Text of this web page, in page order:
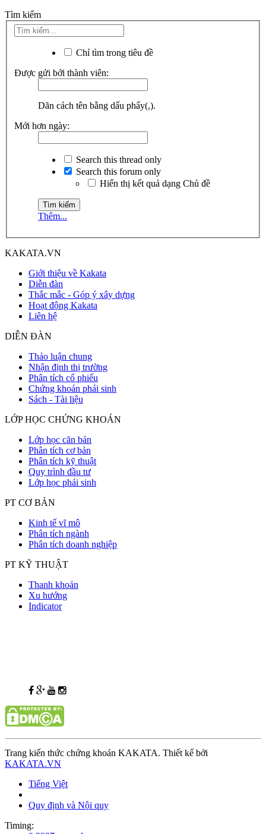
Tìm kiếm
Chỉ tìm trong tiêu đề
Được gửi bởi thành viên:
Dãn cách tên bằng dấu phẩy(,).
Mới hơn ngày:
Search this thread only
Search this forum only
Hiển thị kết quả dạng Chủ đề
Thêm...
KAKATA.VN
Giới thiệu về Kakata
Diễn đàn
Thắc mắc - Góp ý xây dựng
Hoạt động Kakata
Liên hệ
DIỄN ĐÀN
Thảo luận chung
Nhận định thị trường
Phân tích cổ phiếu
Chứng khoán phái sinh
Sách - Tài liệu
LỚP HỌC CHỨNG KHOÁN
Lớp học căn bản
Phân tích cơ bản
Phân tích kỹ thuật
Quy trình đầu tư
Lớp học phái sinh
PT CƠ BẢN
Kinh tế vĩ mô
Phân tích ngành
Phân tích doanh nghiệp
PT KỸ THUẬT
Thanh khoản
Xu hướng
Indicator
Trang kiến thức chứng khoán KAKATA. Thiết kế bởi
KAKATA.VN
Tiếng Việt
Quy định và Nội quy
Timing: